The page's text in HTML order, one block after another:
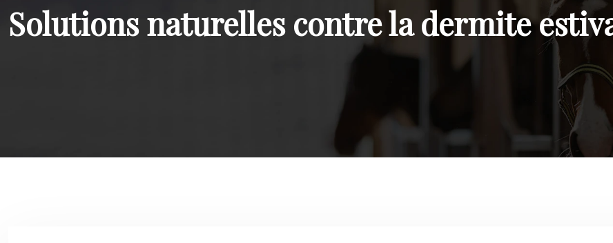
Solutions naturelles contre la dermite